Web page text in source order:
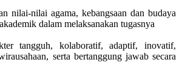
nilai-nilai agama, kebangsaan dan budaya
dalam melaksanakan tugasnya
tangguh, kolaboratif, adaptif, inovatif,
serta bertanggung jawab secara